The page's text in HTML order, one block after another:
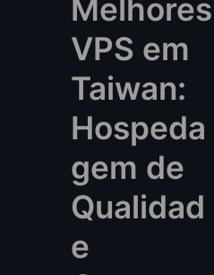
Melhores
VPS em
Taiwan:
Hospeda
gem de
Qualidad
e